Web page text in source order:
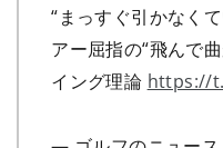
“まっすぐ引かなく
アー屈指の“飛んで
イング理論 https://